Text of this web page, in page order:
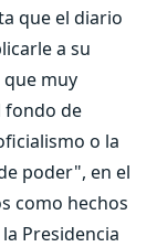
que el diario
a su
que muy
fondo de
o la
poder", en el
como hechos
Presidencia